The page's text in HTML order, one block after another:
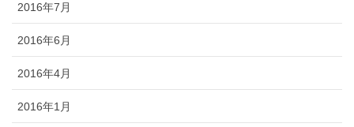
2016年7月
2016年6月
2016年4月
2016年1月